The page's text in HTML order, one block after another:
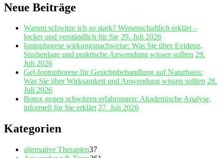
Neue Beiträge
Warum schwitze ich so stark? Wissenschaftlich erklärt –
locker und verständlich für Sie 29. Juli 2026
Iontophorese wirkungsnachweise: Was Sie über Evidenz,
Studienlage und praktische Anwendung wissen sollten 29.
Juli 2026
Gel‑Iontophorese für Gesichtsbehandlung auf Naturbasis:
Was Sie über Wirksamkeit und Anwendung wissen sollten 28.
Juli 2026
Botox gegen schwitzen erfahrungen: Akademische Analyse,
informell für Sie erklärt 27. Juli 2026
Kategorien
alternative Therapien37